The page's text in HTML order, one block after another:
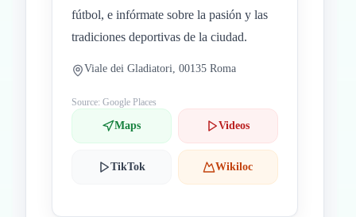
fútbol, e infórmate sobre la pasión y las
tradiciones deportivas de la ciudad.
Viale dei Gladiatori, 00135 Roma
Source: Google Places
Maps Videos
TikTok Wikiloc